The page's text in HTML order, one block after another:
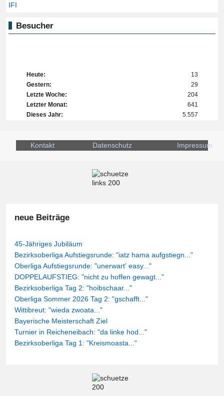
IFI
Besucher
Heute:
13
Gestern:
29
Letzte Woche:
204
Letzter Monat:
641
Dieses Jahr:
5.557
Kontakt Datenschutz Impressum
neue Beiträge
45-Jähriges Jubiläum
Bezirksoberliga Aufstiegsrunde: "iatz hama aufgstiegn..."
Oberliga Aufstiegsrunde: "unerwart' easy..."
DOPPELAUFSTIEG: "nicht zu hoffen gewagt..."
Bezirksoberliga Tag 2: "hoibschaar..."
Oberliga Sommer 2026 Tag 2: "gschafft..."
Wittibreut: "wieda zwoata..."
Bayerische Meisterschaft Ziel
Turnier in Reicheneibach: "da linke hod..."
Bezirksoberliga Tag 1: "Kreismoasta..."